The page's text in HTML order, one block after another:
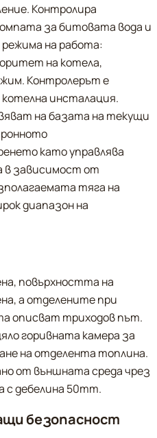
Контролира
за битовата вода и
на работа:
на котела,
Контролерът е
котелна инсталация.
на базата на текущи
като управлява
в зависимост от
тяга на
диапазон на
повърхността на
а отделените при
описват триходов път.
горивната камера за
на отделента топлина.
от външната среда чрез
дебелина 50mm.
безопасност